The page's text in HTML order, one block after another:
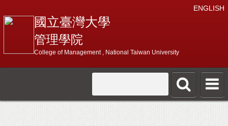
ENGLISH
國立臺灣大學
管理學院
College of Management , National Taiwan University